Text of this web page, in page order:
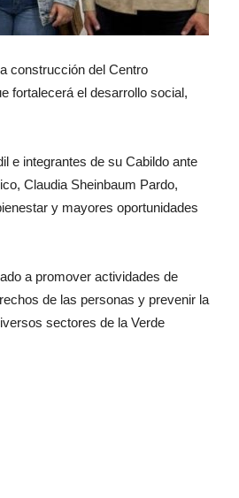
construcción del Centro
fortalecerá el desarrollo social,
e integrantes de su Cabildo ante
Claudia Sheinbaum Pardo,
y mayores oportunidades
a promover actividades de
de las personas y prevenir la
sectores de la Verde